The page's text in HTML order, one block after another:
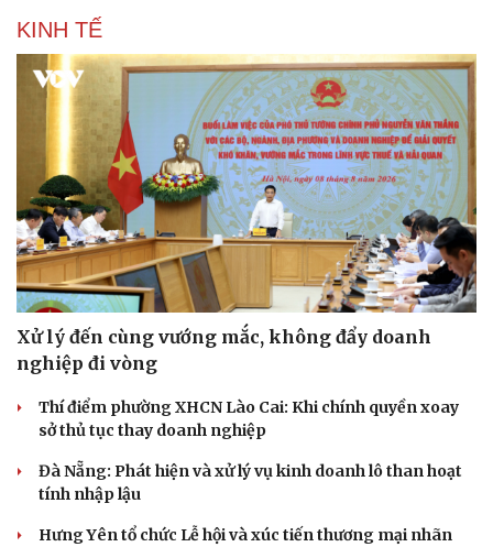
KINH TẾ
Xử lý đến cùng vướng mắc, không đẩy doanh
nghiệp đi vòng
Thí điểm phường XHCN Lào Cai: Khi chính quyền xoay
sở thủ tục thay doanh nghiệp
Đà Nẵng: Phát hiện và xử lý vụ kinh doanh lô than hoạt
tính nhập lậu
Hưng Yên tổ chức Lễ hội và xúc tiến thương mại nhãn